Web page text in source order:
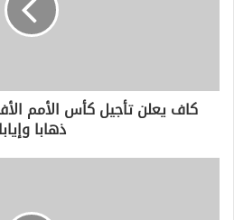
ر
كاف يعلن تأجيل كأس الأمم
ذهابا وإيابا